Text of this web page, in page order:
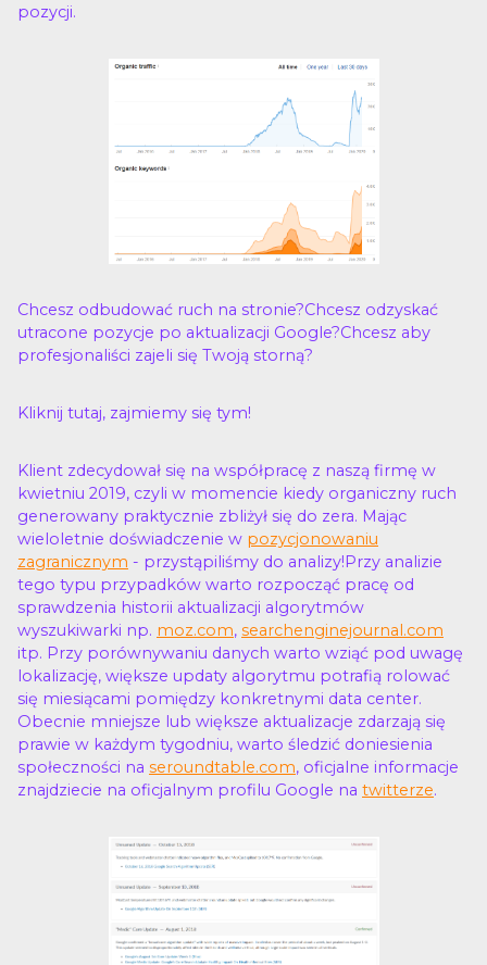
pozycji.
Chcesz odbudować ruch na stronie?Chcesz odzyskać
utracone pozycje po aktualizacji Google?Chcesz aby
profesjonaliści zajeli się Twoją storną?
Kliknij tutaj, zajmiemy się tym!
Klient zdecydował się na współpracę z naszą firmę w
kwietniu 2019, czyli w momencie kiedy organiczny ruch
generowany praktycznie zbliżył się do zera. Mając
wieloletnie doświadczenie w pozycjonowaniu
zagranicznym - przystąpiliśmy do analizy!Przy analizie
tego typu przypadków warto rozpocząć pracę od
sprawdzenia historii aktualizacji algorytmów
wyszukiwarki np. moz.com, searchenginejournal.com
itp. Przy porównywaniu danych warto wziąć pod uwagę
lokalizację, większe updaty algorytmu potrafią rolować
się miesiącami pomiędzy konkretnymi data center.
Obecnie mniejsze lub większe aktualizacje zdarzają się
prawie w każdym tygodniu, warto śledzić doniesienia
społeczności na seroundtable.com, oficjalne informacje
znajdziecie na oficjalnym profilu Google na twitterze.